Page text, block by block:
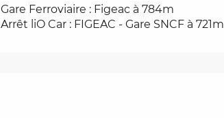
Gare Ferroviaire : Figeac à 784m
Arrêt liO Car : FIGEAC - Gare SNCF à 721m